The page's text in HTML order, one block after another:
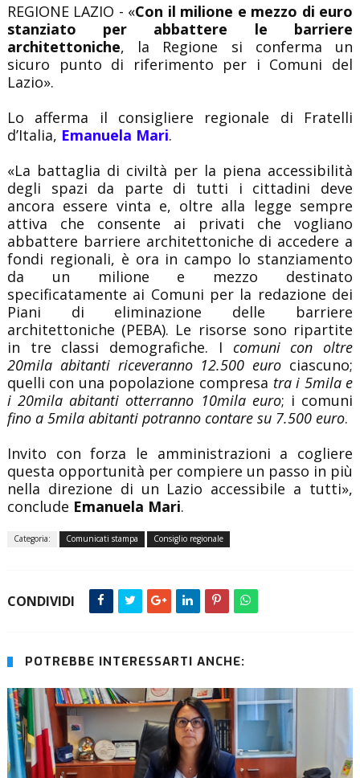
REGIONE LAZIO - «Con il milione e mezzo di euro
stanziato per abbattere le barriere
architettoniche, la Regione si conferma un
sicuro punto di riferimento per i Comuni del
Lazio».
Lo afferma il consigliere regionale di Fratelli
d’Italia, Emanuela Mari.
«La battaglia di civiltà per la piena accessibilità
degli spazi da parte di tutti i cittadini deve
ancora essere vinta e, oltre alla legge sempre
attiva che consente ai privati che vogliano
abbattere barriere architettoniche di accedere a
fondi regionali, è ora in campo lo stanziamento
da un milione e mezzo destinato
specificatamente ai Comuni per la redazione dei
Piani di eliminazione delle barriere
architettoniche (PEBA). Le risorse sono ripartite
in tre classi demografiche. I comuni con oltre
20mila abitanti riceveranno 12.500 euro ciascuno;
quelli con una popolazione compresa tra i 5mila e
i 20mila abitanti otterranno 10mila euro; i comuni
fino a 5mila abitanti potranno contare su 7.500 euro.
Invito con forza le amministrazioni a cogliere
questa opportunità per compiere un passo in più
nella direzione di un Lazio accessibile a tutti»,
conclude Emanuela Mari.
Categoria: Comunicati stampa Consiglio regionale
CONDIVIDI
POTREBBE INTERESSARTI ANCHE: